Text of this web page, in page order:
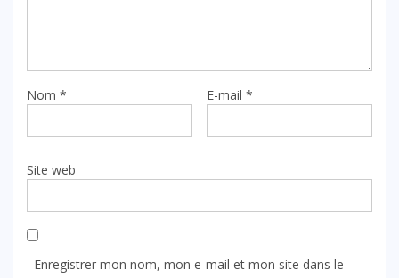
Nom * E-mail *
Site web
Enregistrer mon nom, mon e-mail et mon site dans le